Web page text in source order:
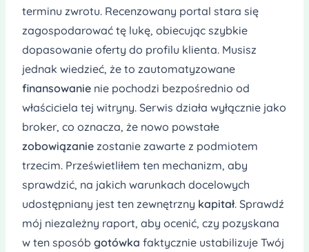
terminu zwrotu. Recenzowany portal stara się
zagospodarować tę lukę, obiecując szybkie
dopasowanie oferty do profilu klienta. Musisz
jednak wiedzieć, że to zautomatyzowane
finansowanienie pochodzi bezpośrednio od
właściciela tej witryny. Serwis działa wyłącznie jako
broker, co oznacza, że nowo powstałe
zobowiązaniezostanie zawarte z podmiotem
trzecim. Prześwietliłem ten mechanizm, aby
sprawdzić, na jakich warunkach docelowych
udostępniany jest ten zewnętrzny kapitał. Sprawdź
mój niezależny raport, aby ocenić, czy pozyskana
w ten sposób gotówka faktycznie ustabilizuje Twój